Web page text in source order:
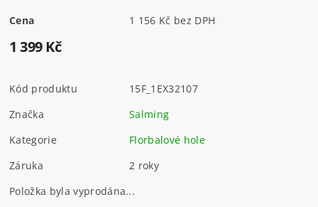
Cena 1 156 Kč bez DPH
1 399 Kč
Kód produktu
15F_1EX32107
Značka
Salming
Kategorie
Florbalové hole
Záruka
2 roky
Položka byla vyprodána...